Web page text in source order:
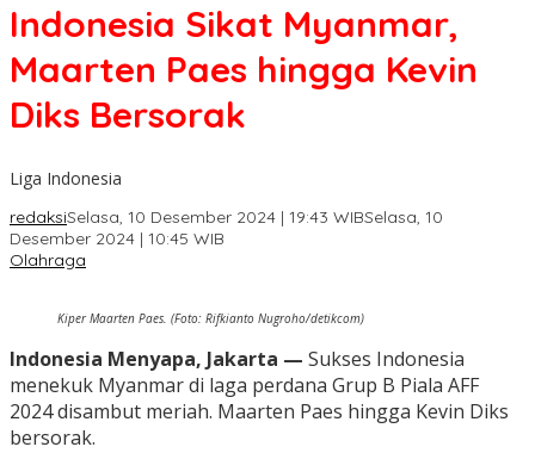
Indonesia Sikat Myanmar,
Maarten Paes hingga Kevin
Diks Bersorak
Liga Indonesia
redaksiSelasa, 10 Desember 2024 | 19:43 WIBSelasa, 10
Desember 2024 | 10:45 WIB
Olahraga
Kiper Maarten Paes. (Foto: Rifkianto Nugroho/detikcom)
Indonesia Menyapa, Jakarta — Sukses Indonesia
menekuk Myanmar di laga perdana Grup B Piala AFF
2024 disambut meriah. Maarten Paes hingga Kevin Diks
bersorak.